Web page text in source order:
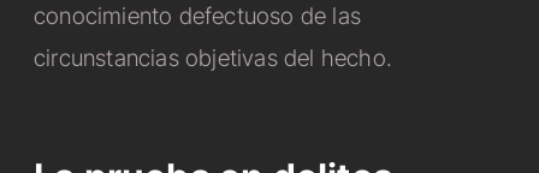
conocimiento defectuoso de las
circunstancias objetivas del hecho.